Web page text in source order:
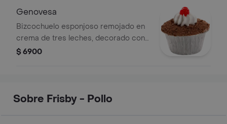
Genovesa
Bizcochuelo esponjoso remojado en
crema de tres leches, decorado con
crema tipo chantilly, chocolate rayado
$ 6900
Sobre Frisby - Pollo